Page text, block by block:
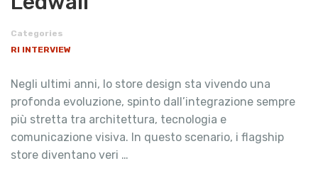
Categories
RI INTERVIEW
Negli ultimi anni, lo store design sta vivendo una
profonda evoluzione, spinto dall’integrazione sempre
più stretta tra architettura, tecnologia e
comunicazione visiva. In questo scenario, i flagship
store diventano veri …